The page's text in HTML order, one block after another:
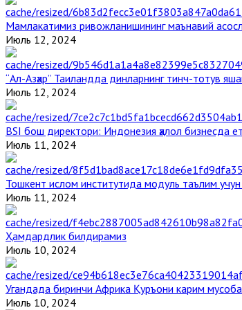
Мамлакатимиз ривожланишининг маънавий
Июль 12, 2024
“Ал-Азҳар” Таиландда динларнинг тинч-тотув
Июль 12, 2024
BSI бош директори: Индонезия ҳалол бизнесда
Июль 11, 2024
Тошкент ислом институтида модуль таълим
Июль 11, 2024
Ҳамдардлик билдирамиз
Июль 10, 2024
Угандада биринчи Aфрика Қуръони карим
Июль 10, 2024